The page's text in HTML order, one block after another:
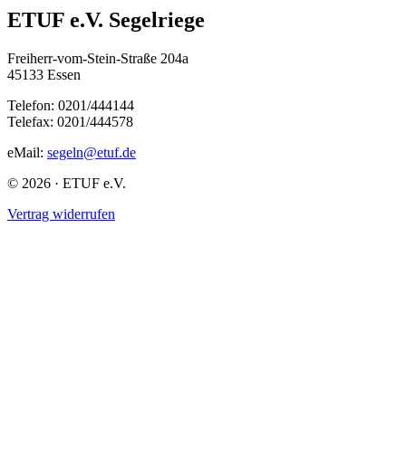
ETUF e.V. Segelriege
Freiherr-vom-Stein-Straße 204a
45133 Essen
Telefon: 0201/444144
Telefax: 0201/444578
eMail: segeln@etuf.de
© 2026 · ETUF e.V.
Vertrag widerrufen